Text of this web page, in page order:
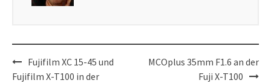
Post
navigation
Fujifilm XC 15-45 und
Fujifilm X-T100 in der
MCOplus 35mm F1.6 an der
Fuji X-T100